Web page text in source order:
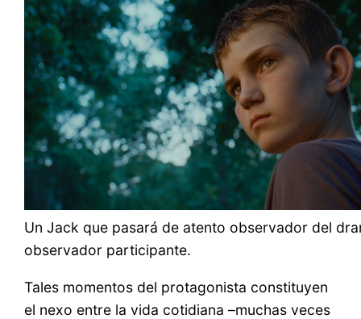
Un Jack que pasará de atento observador del
observador participante.
Tales momentos del protagonista constituyen
el nexo entre la vida cotidiana –muchas veces